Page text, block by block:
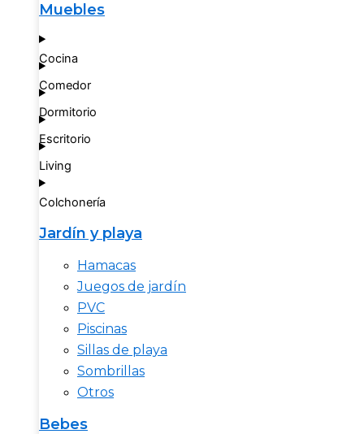
Muebles
Cocina
Comedor
Dormitorio
Escritorio
Living
Colchonería
Jardín y playa
Hamacas
Juegos de jardín
PVC
Piscinas
Sillas de playa
Sombrillas
Otros
Bebes